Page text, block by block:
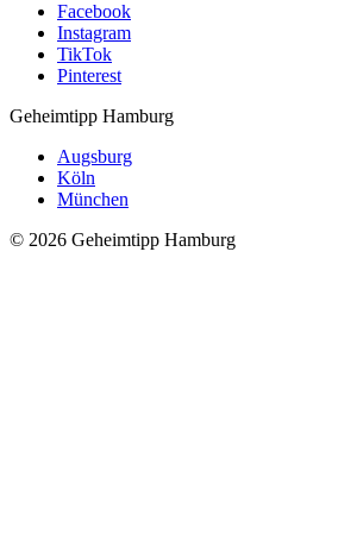
Facebook
Instagram
TikTok
Pinterest
Geheimtipp Hamburg
Augsburg
Köln
München
© 2026 Geheimtipp Hamburg